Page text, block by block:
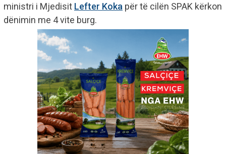
ministri i Mjedisit Lefter Koka për të cilën SPAK kërkon
dënimin me 4 vite burg.